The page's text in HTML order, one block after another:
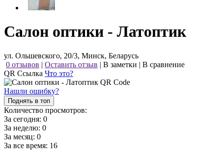
Салон оптики - Латоптик
ул. Ольшевского, 20/3, Минск, Беларусь
0 отзывов | Оставить отзыв | В заметки | В сравнение
QR Ссылка Что это?
Нашли ошибку?
Поднять в топ
Количество просмотров:
За сегодня: 0
За неделю: 0
За месяц: 0
За все время: 16